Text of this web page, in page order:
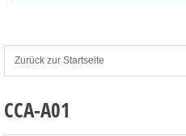
Zurück zur Startseite
CCA-A01